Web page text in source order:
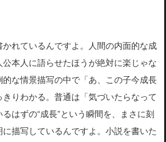
れているんですよ。人間の内面的な成
本人に語らせたほうが絶対に楽じゃな
な情景描写の中で「あ、この子今成長
きりわかる。普通は「気づいたらなって
はずの“成長”という瞬間を、まさに刻
描写しているんですよ。小説を書いた